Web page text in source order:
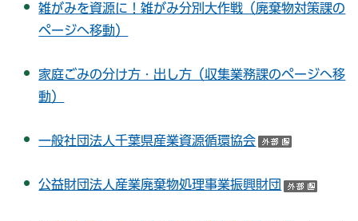
雑がみを資源に！雑がみ分別大作戦（廃棄物対策課の
ページへ移動）
家庭ごみの分け方・出し方（収集業務課のページへ移
動）
一般社団法人千葉県産業資源循環協会
公益財団法人産業廃棄物処理事業振興財団